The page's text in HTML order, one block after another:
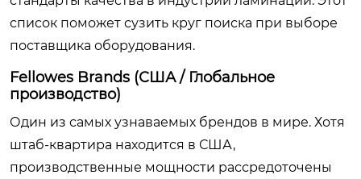
список поможет сузить круг поиска при выборе
поставщика оборудования.
Fellowes Brands (США / Глобальное
производство)
Один из самых узнаваемых брендов в мире. Хотя
штаб-квартира находится в США,
производственные мощности рассредоточены